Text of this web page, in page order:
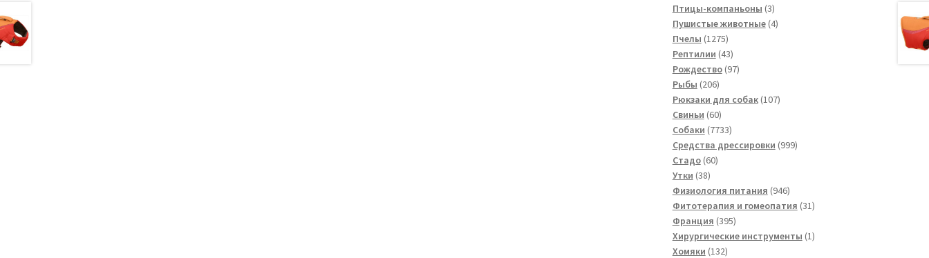
товара
Птицы-компаньоны 33
товара
Пушистые животные 44
Пчелы 12751275
товаров
Рептилии 4343
товара
Рождество 9797
Рыбы 206206
товаров
Рюкзаки для собак 107107
Свиньи 6060
товаров
Собаки 77337733
товара
Средства дрессировки 999999
Стадо 6060
Утки 3838
товаров
Физиология питания 946946
товаров
Фитотерапия и гомеопатия 3131
Франция 395395
товаров
Хирургические инструменты 11
Хомяки 132132